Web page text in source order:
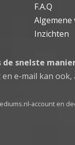
F.A.Q
Inzichten
de snelste
e-mail kan
account en